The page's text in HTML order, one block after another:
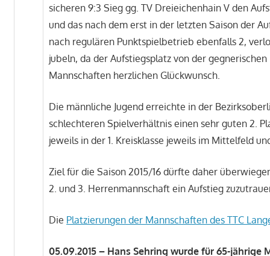
sicheren 9:3 Sieg gg. TV Dreieichenhain V den
und das nach dem erst in der letzten Saison der
nach regulären Punktspielbetrieb ebenfalls 2,
jubeln, da der Aufstiegsplatz von der
Mannschaften herzlichen Glückwunsch.
Die männliche Jugend erreichte in der
schlechteren Spielverhältnis einen sehr guten 2.
jeweils in der 1. Kreisklasse jeweils im Mittelfeld
Ziel für die Saison 2015/16 dürfte daher
2. und 3. Herrenmannschaft ein Aufstieg
Die Platzierungen der Mannschaften des TTC
05.09.2015 – Hans Sehring wurde für 65-